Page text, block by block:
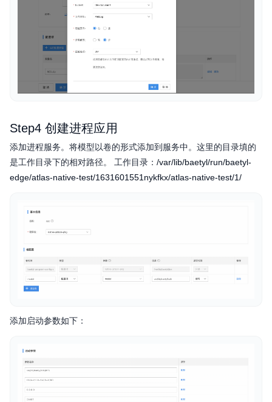
Step4 创建进程应用
添加进程服务。将模型以卷的形式添加到服务中。这里的目录填的
是工作目录下的相对路径。 工作目录： /var/lib/baetyl/run/baetyl-
edge/atlas-native-test/1631601551nykfkx/atlas-native-test/1/
添加启动参数如下：